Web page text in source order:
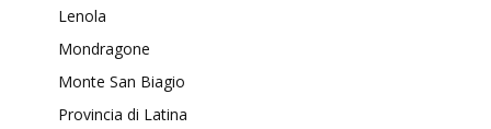
Lenola
Mondragone
Monte San Biagio
Provincia di Latina